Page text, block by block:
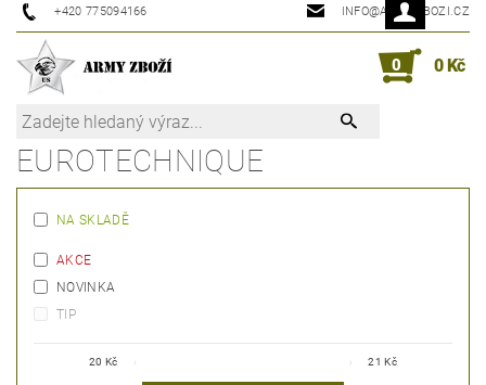
+420 775094166 INFO@ARMYZBOZI.CZ
0 0 Kč
EUROTECHNIQUE
NA SKLADĚ
AKCE
NOVINKA
TIP
20 Kč 21 Kč